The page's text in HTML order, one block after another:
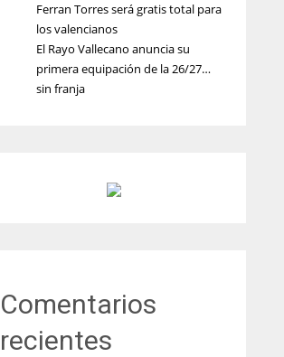
Ferran Torres será gratis total para
los valencianos
El Rayo Vallecano anuncia su
primera equipación de la 26/27…
sin franja
Comentarios
recientes